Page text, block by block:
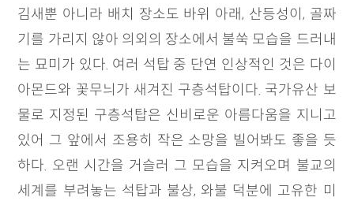
김새뿐 아니라 배치 장소도 바위 아래, 산등성이, 골짜
기를 가리지 않아 의외의 장소에서 불쑥 모습을 드러내
는 묘미가 있다. 여러 석탑 중 단연 인상적인 것은 다이
아몬드와 꽃무늬가 새겨진 구층석탑이다. 국가유산 보
물로 지정된 구층석탑은 신비로운 아름다움을 지니고
있어 그 앞에서 조용히 작은 소망을 빌어봐도 좋을 듯
하다. 오랜 시간을 거슬러 그 모습을 지켜오며 불교의
세계를 부려놓는 석탑과 불상, 와불 덕분에 고유한 미